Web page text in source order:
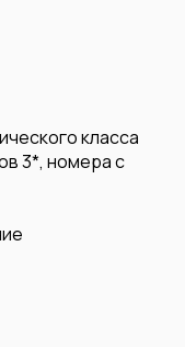
класса
3*, номера с